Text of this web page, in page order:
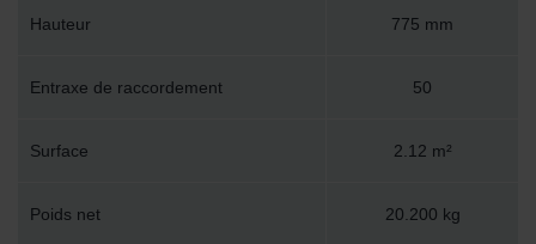
Hauteur 775 mm
Entraxe de raccordement 50
Surface 2.12 m²
Poids net 20.200 kg